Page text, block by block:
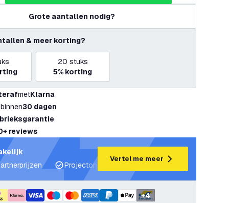
Grote aantallen nodig?
& meer korting?
20 stuks
5% korting
metKlarna
30 dagen
reviews
Projectondersteuning en lichtplannen
Vertel me meer
+4